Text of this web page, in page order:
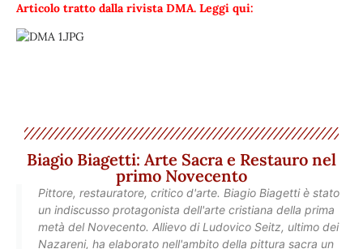
Articolo tratto dalla rivista DMA. Leggi qui:
Biagio Biagetti: Arte Sacra e Restauro nel
primo Novecento
Pittore, restauratore, critico d'arte. Biagio Biagetti è stato
un indiscusso protagonista dell'arte cristiana della prima
metà del Novecento. Allievo di Ludovico Seitz, ultimo dei
Nazareni, ha elaborato nell'ambito della pittura sacra un